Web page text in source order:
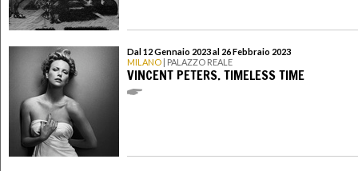
Dal 12 Gennaio 2023 al 26 Febbraio 2023
MILANO | PALAZZO REALE
VINCENT PETERS. TIMELESS TIME